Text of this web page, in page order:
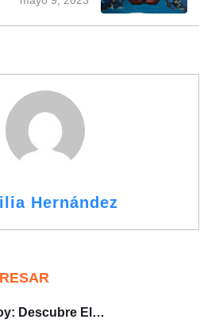
Hernández
Descubre El…